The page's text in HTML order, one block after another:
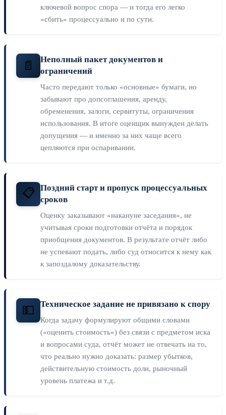
ключевой вопрос спора — и тогда его легко
«сбить» процессуально и по сути.
📄
Неполный пакет документов и
ограничений
Часто передают только «основные» бумаги, но
забывают про допсоглашения, аренду,
обременения, залоги, сервитуты, ограничения
использования. В итоге оценщик вынужден делать
допущения — и именно за них чаще всего
цепляются при оспаривании.
📋
Поздний старт и пропуск процессуальных
сроков
Оценку заказывают «накануне заседания», не
учитывая сроки подготовки отчёта и порядок
приобщения документов. В результате отчёт либо
не успевают подать, либо суд относится к нему как
к запоздалому доказательству.
💵 Техническое задание не привязано к спору
Когда задачу формулируют общими словами
(«оценить стоимость») без связи с предметом иска
и вопросами суда, отчёт может не отвечать на то,
что реально нужно доказать: размер убытков,
действительную стоимость доли, рыночный
уровень платежа и т.д.